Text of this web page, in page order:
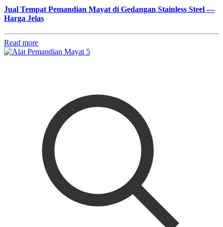
Jual Tempat Pemandian Mayat di Gedangan Stainless Steel —
Harga Jelas
Read more